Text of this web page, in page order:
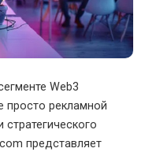
Web3
просто рекламной
стратегического
представляет